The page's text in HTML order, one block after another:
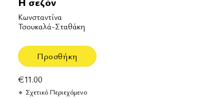
Κωνσταντίνα
Τσουκαλά-Σταθάκη
Προσθήκη
€11.00
Σχετικό Περιεχόμενο